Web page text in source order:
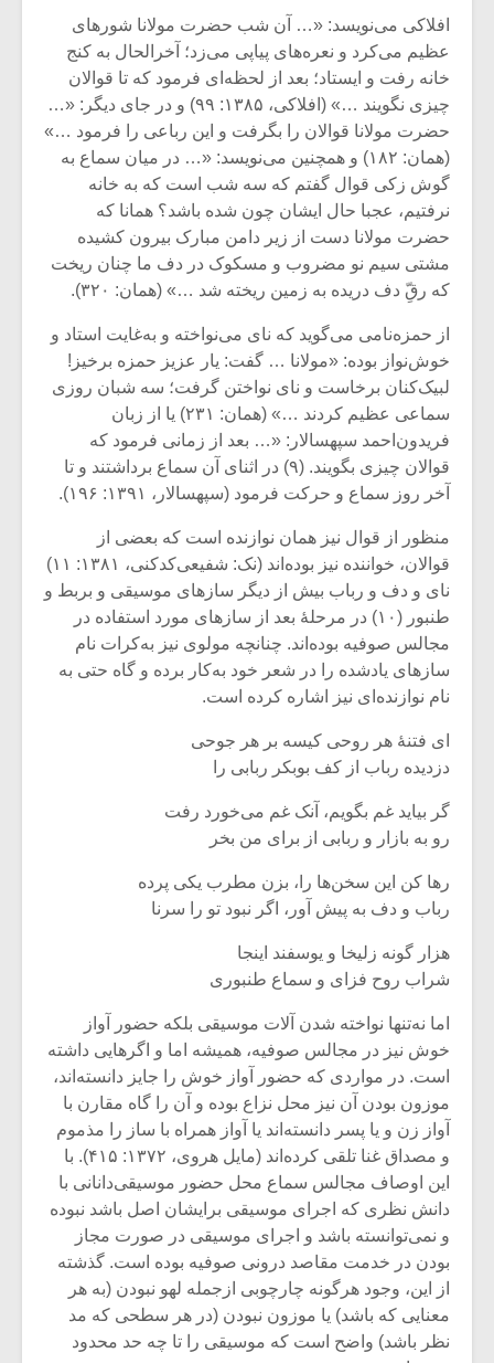
افلاکی می‌نویسد: «… آن شب حضرت مولانا شورهای
عظیم می‌کرد و نعره‌های پیاپی می‌زد؛ آخرالحال به کنج
خانه رفت و ایستاد؛ بعد از لحظه‌ای فرمود که تا قوالان
چیزی نگویند …» (افلاکی، ۱۳۸۵: ۹۹) و در جای دیگر: «…
حضرت مولانا قوالان را بگرفت و این رباعی را فرمود …»
(همان: ۱۸۲) و همچنین می‌نویسد: «… در میان سماع به
گوش زکی قوال گفتم که سه شب است که به خانه
نرفتیم، عجبا حال ایشان چون شده باشد؟ همانا که
حضرت مولانا دست از زیر دامن مبارک بیرون کشیده
مشتی سیم نو مضروب و مسکوک در دف ما چنان ریخت
که رقّ‌ِ دف دریده به زمین ریخته شد …» (همان: ۳۲۰).
از حمزه‌نامی می‌گوید که نای می‌نواخته و به‌غایت استاد و
خوش‌نواز بوده: «مولانا … گفت: یار عزیز حمزه برخیز!
لبیک‌کنان برخاست و نای نواختن گرفت؛ سه شبان روزی
سماعی عظیم کردند …» (همان: ۲۳۱) یا از زبان
فریدون‌احمد سپهسالار: «… بعد از زمانی فرمود که
قوالان چیزی بگویند. (۹) در اثنای آن سماع برداشتند و تا
آخر روز سماع و حرکت فرمود (سپهسالار، ۱۳۹۱: ۱۹۶).
منظور از قوال نیز همان نوازنده است که بعضی‌ از
قوالان، خواننده نیز بوده‌اند (نک: شفیعی‌کدکنی، ۱۳۸۱: ۱۱)
نای و دف و رباب بیش از دیگر سازهای موسیقی و بربط و
طنبور (۱۰) در مرحلۀ بعد از سازهای مورد استفاده در
مجالس صوفیه‌ بوده‌اند. چنانچه مولوی نیز به‌کرات نام
سازهای یادشده را در شعر خود به‌کار برده و گاه حتی به
نام نوازنده‌ای نیز اشاره کرده است.
ای فتنۀ هر روحی کیسه بر هر جوحی
دزدیده رباب از کف بوبکر ربابی را
گر بیاید غم بگویم، آنک غم می‌خورد رفت
رو به بازار و ربابی از برای من بخر
رها کن این سخن‌ها را، بزن مطرب یکی پرده
رباب و دف به پیش آور، اگر نبود تو را سرنا
هزار گونه زلیخا و یوسفند اینجا
شراب روح فزای و سماع طنبوری
اما نه‌تنها نواخته شدن آلات موسیقی بلکه حضور آواز
خوش نیز در مجالس صوفیه، همیشه اما و اگرهایی داشته
است. در مواردی که حضور آواز خوش را جایز دانسته‌اند،
موزون بودن آن نیز محل نزاع بوده و آن را گاه مقارن با
آواز زن و یا پسر دانسته‌اند یا آواز همراه با ساز را مذموم
و مصداق غنا تلقی کرده‌اند (مایل هروی، ۱۳۷۲: ۴۱۵). با
این اوصاف مجالس سماع محل حضور موسیقی‌دانانی با
دانش نظری که اجرای موسیقی برایشان اصل باشد نبوده
و نمی‌توانسته باشد و اجرای موسیقی در صورت مجاز
بودن در خدمت مقاصد درونی صوفیه بوده است. گذشته
از این، وجود هرگونه چارچوبی ازجمله لهو نبودن (به هر
معنایی که باشد) یا موزون نبودن (در هر سطحی که مد
نظر باشد) واضح است که موسیقی را تا چه حد محدود
میکلوش روژا
یادداشتی بر موسیقی
متن فیلم «متری
شیش و نیم»
اگر نمی توانی
مشهورترین باشی،
بدنام ترین باش
دوره
موسیقی
موسیقی
سکانسی